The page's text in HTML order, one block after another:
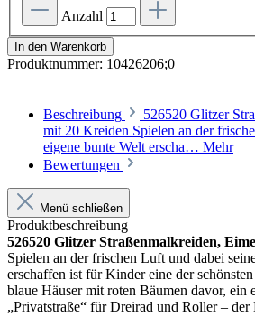
Anzahl
In den Warenkorb
Produktnummer: 10426206;0
Beschreibung
526520 Glitzer
mit 20 Kreiden Spielen an der
eigene bunte Welt erscha… Mehr
Bewertungen
Menü schließen
Produktbeschreibung
526520 Glitzer Straßenmalkreiden,
Spielen an der frischen Luft und dabei
erschaffen ist für Kinder eine der
blaue Häuser mit roten Bäumen davor, ein
„Privatstraße“ für Dreirad und Roller –